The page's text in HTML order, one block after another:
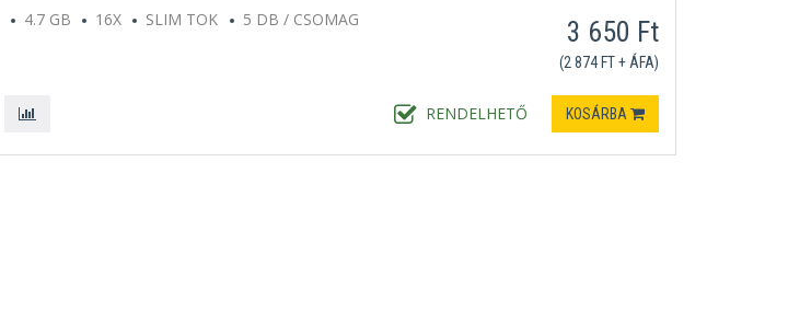
4.7 GB 16X SLIM TOK 5 DB / CSOMAG
RENDELHETŐ
3 650 Ft
(2 874 FT + ÁFA)
KOSÁRBA